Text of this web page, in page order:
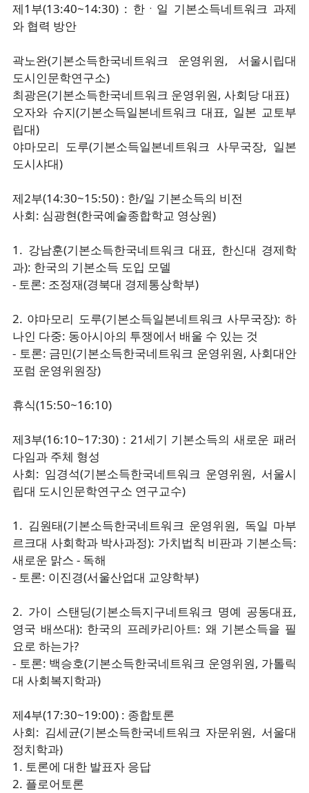
제1부(13:40~14:30) : 한ㆍ일 기본소득네트워크 과제
와 협력 방안
곽노완(기본소득한국네트워크 운영위원, 서울시립대
도시인문학연구소)
최광은(기본소득한국네트워크 운영위원, 사회당 대표)
오자와 슈지(기본소득일본네트워크 대표, 일본 교토부
립대)
야마모리 도루(기본소득일본네트워크 사무국장, 일본
도시샤대)
제2부(14:30~15:50) : 한/일 기본소득의 비전
사회: 심광현(한국예술종합학교 영상원)
1. 강남훈(기본소득한국네트워크 대표, 한신대 경제학
과): 한국의 기본소득 도입 모델
- 토론: 조정재(경북대 경제통상학부)
2. 야마모리 도루(기본소득일본네트워크 사무국장): 하
나인 다중: 동아시아의 투쟁에서 배울 수 있는 것
- 토론: 금민(기본소득한국네트워크 운영위원, 사회대안
포럼 운영위원장)
휴식(15:50~16:10)
제3부(16:10~17:30) : 21세기 기본소득의 새로운 패러
다임과 주체 형성
사회: 임경석(기본소득한국네트워크 운영위원, 서울시
립대 도시인문학연구소 연구교수)
1. 김원태(기본소득한국네트워크 운영위원, 독일 마부
르크대 사회학과 박사과정): 가치법칙 비판과 기본소득:
새로운 맑스 - 독해
- 토론: 이진경(서울산업대 교양학부)
2. 가이 스탠딩(기본소득지구네트워크 명예 공동대표,
영국 배쓰대): 한국의 프레카리아트: 왜 기본소득을 필
요로 하는가?
- 토론: 백승호(기본소득한국네트워크 운영위원, 가톨릭
대 사회복지학과)
제4부(17:30~19:00) : 종합토론
사회: 김세균(기본소득한국네트워크 자문위원, 서울대
정치학과)
1. 토론에 대한 발표자 응답
2. 플로어토론